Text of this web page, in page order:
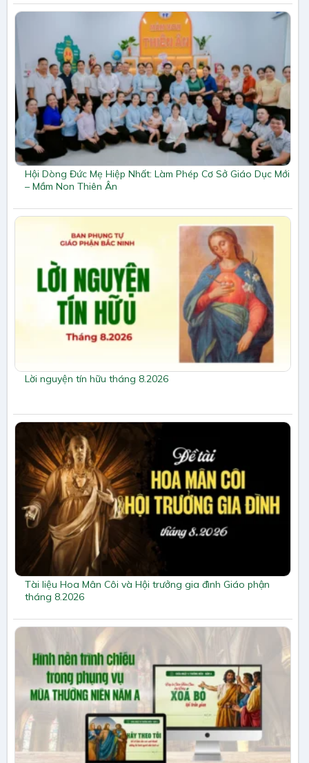
Hội Dòng Đức Mẹ Hiệp Nhất: Làm Phép Cơ Sở Giáo Dục Mới
– Mầm Non Thiên Ân
Lời nguyện tín hữu tháng 8.2026
Tài liệu Hoa Mân Côi và Hội trưởng gia đình Giáo phận
tháng 8.2026